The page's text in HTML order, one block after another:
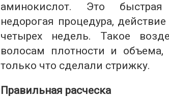
аминокислот. Это
недорогая процедура,
четырех недель. Такое
волосам плотности и
только что сделали стрижку.
Правильная расческа